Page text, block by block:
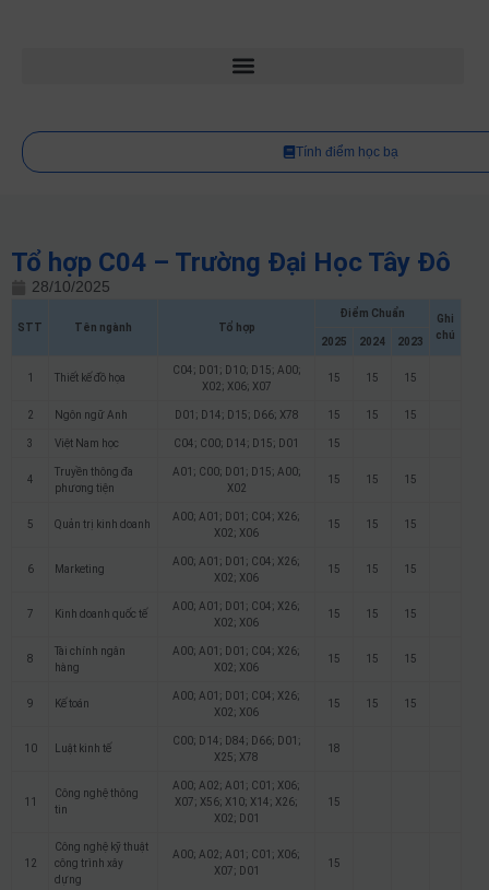
Tính điểm học bạ
Tổ hợp C04 – Trường Đại Học Tây Đô
28/10/2025
STT Tên ngành Tổ hợp
Điểm Chuẩn
Ghi
chú
2025 2024 2023
1 Thiết kế đồ họa
C04; D01; D10; D15; A00;
X02; X06; X07
15 15 15
2 Ngôn ngữ Anh D01; D14; D15; D66; X78 15 15 15
3 Việt Nam học C04; C00; D14; D15; D01 15
4
Truyền thông đa
phương tiện
A01; C00; D01; D15; A00;
X02
15 15 15
5 Quản trị kinh doanh
A00; A01; D01; C04; X26;
X02; X06
15 15 15
6 Marketing
A00; A01; D01; C04; X26;
X02; X06
15 15 15
7 Kinh doanh quốc tế
A00; A01; D01; C04; X26;
X02; X06
15 15 15
8
Tài chính ngân
hàng
A00; A01; D01; C04; X26;
X02; X06
15 15 15
9 Kế toán
A00; A01; D01; C04; X26;
X02; X06
15 15 15
10 Luật kinh tế
C00; D14; D84; D66; D01;
X25; X78
18
11
Công nghệ thông
tin
A00; A02; A01; C01; X06;
X07; X56; X10; X14; X26;
X02; D01
15
12
Công nghệ kỹ thuật
công trình xây
dựng
A00; A02; A01; C01; X06;
X07; D01
15